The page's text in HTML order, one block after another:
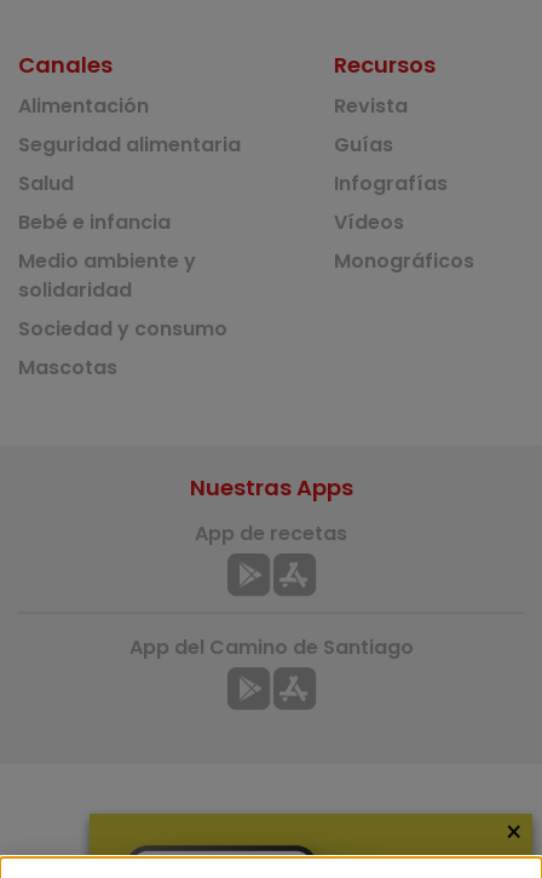
Canales
Alimentación
Seguridad alimentaria
Salud
Bebé e infancia
Medio ambiente y
solidaridad
Sociedad y consumo
Mascotas
Recursos
Revista
Guías
Infografías
Vídeos
Monográficos
Nuestras Apps
App de recetas
App del Camino de Santiago
×